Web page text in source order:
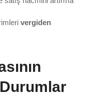
vergiden
Durumlar